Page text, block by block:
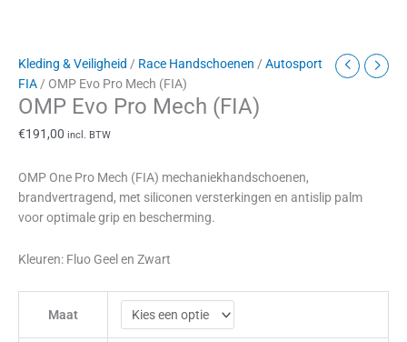
Kleding & Veiligheid / Race Handschoenen / Autosport
FIA/ OMP Evo Pro Mech (FIA)
OMP Evo Pro Mech (FIA)
€191,00 incl. BTW
OMP One Pro Mech (FIA) mechaniekhandschoenen,
brandvertragend, met siliconen versterkingen en antislip palm
voor optimale grip en bescherming.
Kleuren: Fluo Geel en Zwart
Maat